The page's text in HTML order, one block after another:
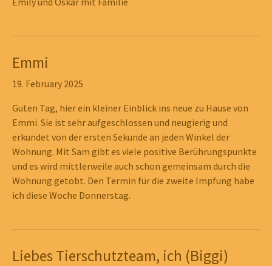
Emmi
19. February 2025
Guten Tag, hier ein kleiner Einblick ins neue zu Hause von
Emmi. Sie ist sehr aufgeschlossen und neugierig und
erkundet von der ersten Sekunde an jeden Winkel der
Wohnung. Mit Sam gibt es viele positive Berührungspunkte
und es wird mittlerweile auch schon gemeinsam durch die
Wohnung getobt. Den Termin für die zweite Impfung habe
ich diese Woche Donnerstag.
Show larger versionShow larger versionShow larger version
Show larger versionShow larger versionShow larger version
Show larger versionShow larger version
Liebes Tierschutzteam, ich (Biggi)